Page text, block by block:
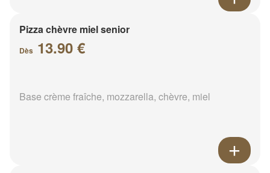
Pizza chèvre miel senior
Dès 13.90 €
Base crème fraîche, mozzarella, chèvre, miel